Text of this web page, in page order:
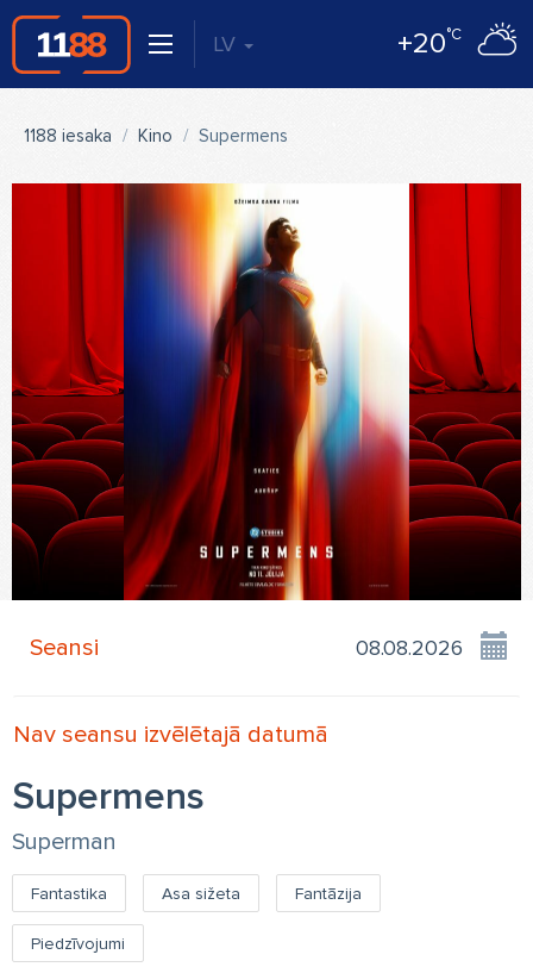
LV +20°C
1188 iesaka Kino Supermens
Seansi
Nav seansu izvēlētajā datumā
Supermens
Superman
Fantastika Asa sižeta Fantāzija
Piedzīvojumi